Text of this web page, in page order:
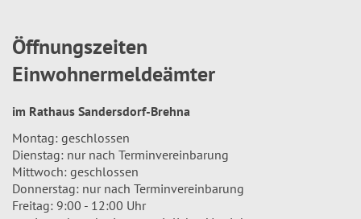
Öffnungszeiten
Einwohnermeldeämter
im Rathaus Sandersdorf-Brehna
Montag: geschlossen
Dienstag: nur nach Terminvereinbarung
Mittwoch: geschlossen
Donnerstag: nur nach Terminvereinbarung
Freitag: 9:00 - 12:00 Uhr